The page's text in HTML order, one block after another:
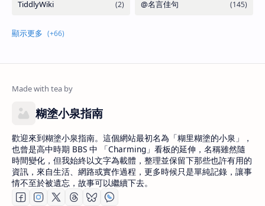
糊塗小泉指南
歡迎來到糊塗小泉指南。這個網站最初名為「糊里糊塗的小泉」，
也曾是高中時期 BBS 中 「Charming」看板的延伸，名稱雖然隨
時間變化，但我始終以文字為載體，整理並保留下那些也許有用的
資訊，來自生活、網路或實作過程，更多時候只是單純記錄，讓事
情不至於被遺忘，故事可以繼續下去。